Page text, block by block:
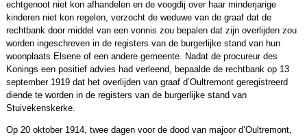
echtgenoot niet kon afhandelen en de voogdij over haar minderjarige
kinderen niet kon regelen, verzocht de weduwe van de graaf dat de
rechtbank door middel van een vonnis zou bepalen dat zijn overlijden zou
worden ingeschreven in de registers van de burgerlijke stand van hun
woonplaats Elsene of een andere gemeente. Nadat de procureur des
Konings een positief advies had verleend, bepaalde de rechtbank op 13
september 1919 dat het overlijden van graaf d’Oultremont geregistreerd
diende te worden in de registers van de burgerlijke stand van
Stuivekenskerke.
Op 20 oktober 1914, twee dagen voor de dood van majoor d’Oultremont,